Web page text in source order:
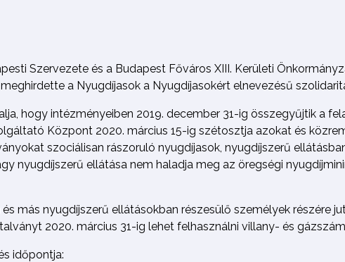
Szervezete és a Budapest Főváros XIII. Kerületi
a Nyugdíjasok a Nyugdíjasokért elnevezésű
hogy intézményeiben 2019. december 31-ig összegyűjtik a
Központ 2020. március 15-ig szétosztja azokat és
szociálisan rászoruló nyugdíjasok, nyugdíjszerű
nyugdíjszerű ellátása nem haladja meg az öregségi
más nyugdíjszerű ellátásokban részesülő személyek részére
2020. március 31-ig lehet felhasználni villany- és
időpontja: